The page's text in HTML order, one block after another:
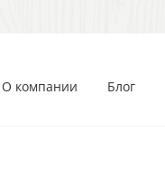
О компании Блог